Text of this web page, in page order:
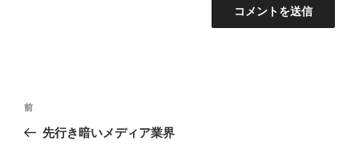
投
ナ
前
の
前
先行き暗いメディア業界